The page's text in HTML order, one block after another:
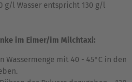
g/l Wasser entspricht 130 g/l
im Eimer/im Milchtaxi:
Wassermenge mit 40 - 45°C in den